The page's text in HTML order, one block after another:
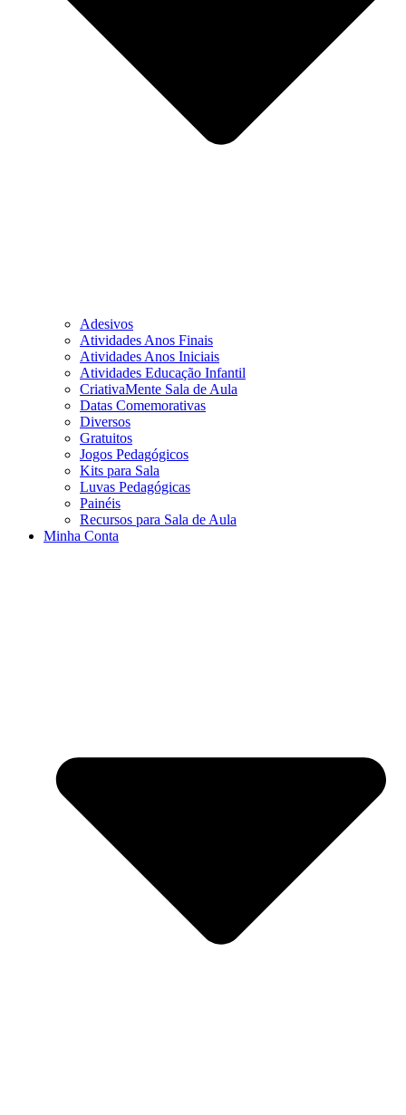
Adesivos
Atividades Anos Finais
Atividades Anos Iniciais
Atividades Educação Infantil
CriativaMente Sala de Aula
Datas Comemorativas
Diversos
Gratuitos
Jogos Pedagógicos
Kits para Sala
Luvas Pedagógicas
Painéis
Recursos para Sala de Aula
Minha Conta